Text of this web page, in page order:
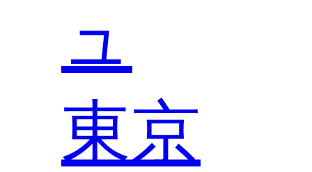
ュ
東京